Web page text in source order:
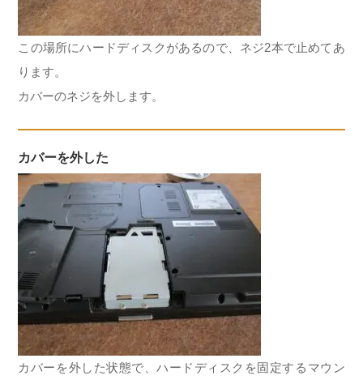
この場所にハードディスクがあるので、ネジ2本で止めてあ
ります。
カバーのネジを外します。
カバーを外した
カバーを外した状態で、ハードディスクを固定するマウン